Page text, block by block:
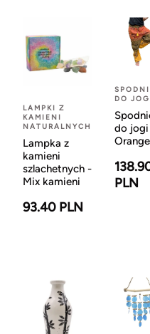
LAMPKI Z
KAMIENI
NATURALNYCH
Lampka z
kamieni
szlachetnych -
Mix kamieni
93.40 PLN
DO
do
Orange
PLN